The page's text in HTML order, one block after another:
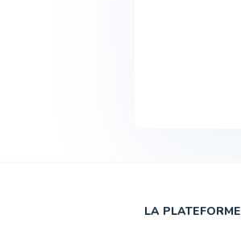
LA PLATEFORME